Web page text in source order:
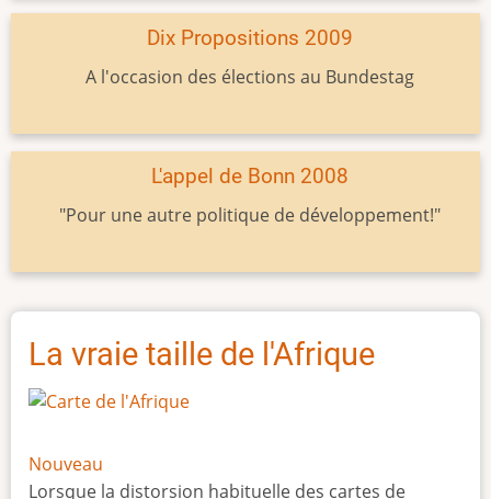
Dix Propositions 2009
A l'occasion des élections au Bundestag
L'appel de Bonn 2008
"Pour une autre politique de développement!"
La vraie taille de l'Afrique
Nouveau
Lorsque la distorsion habituelle des cartes de